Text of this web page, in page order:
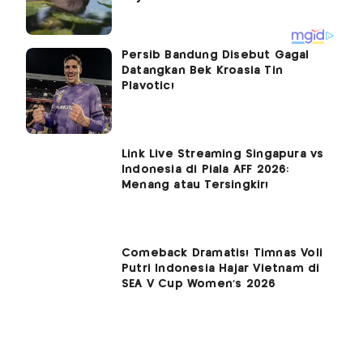
Persib Bandung Disebut Gagal
Datangkan Bek Kroasia Tin
Plavotic!
Link Live Streaming Singapura vs
Indonesia di Piala AFF 2026:
Menang atau Tersingkir!
Comeback Dramatis! Timnas Voli
Putri Indonesia Hajar Vietnam di
SEA V Cup Women's 2026